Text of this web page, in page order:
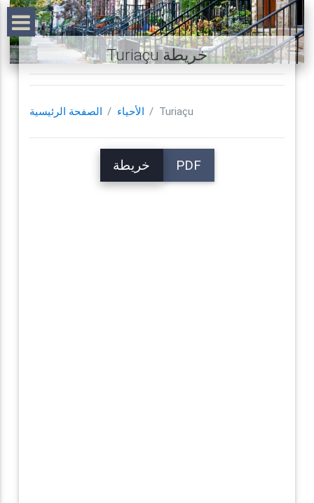
Turiaçu خريطة
الصفحة الرئيسية الأحياء Turiaçu
خريطة PDF